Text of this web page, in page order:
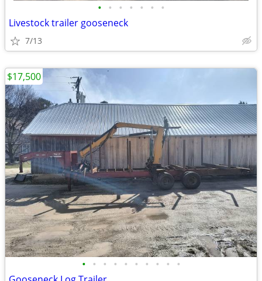
• • • • • • •
Livestock trailer gooseneck
7/13
• • • • • • • • • •
$17,500